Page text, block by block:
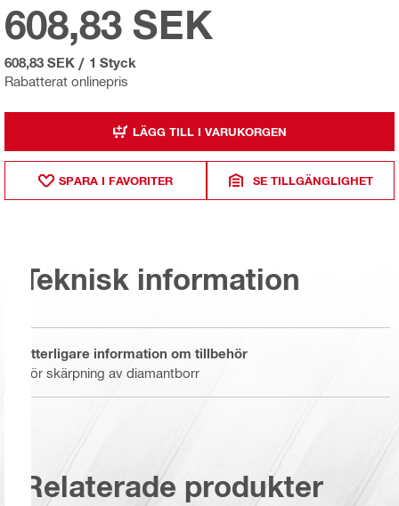
Rabatterat onlinepris
608,83 SEK
608,83 SEK / 1 Styck
LÄGG TILL I VARUKORGEN
SPARA I FAVORITER SE TILLGÄNGLIGHET
Teknisk information
Ytterligare information om tillbehör
För skärpning av diamantborr
Relaterade produkter